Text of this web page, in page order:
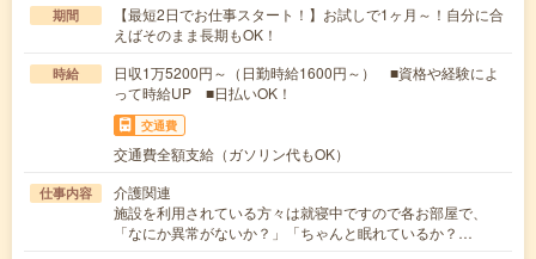
期間
【最短2日でお仕事スタート！】お試しで1ヶ月～！自分に合
えばそのまま長期もOK！
時給
日収1万5200円～（日勤時給1600円～） ■資格や経験によ
って時給UP ■日払いOK！
交通費
交通費全額支給（ガソリン代もOK）
仕事内容
介護関連
施設を利用されている方々は就寝中ですので各お部屋で、
「なにか異常がないか？」「ちゃんと眠れているか？…